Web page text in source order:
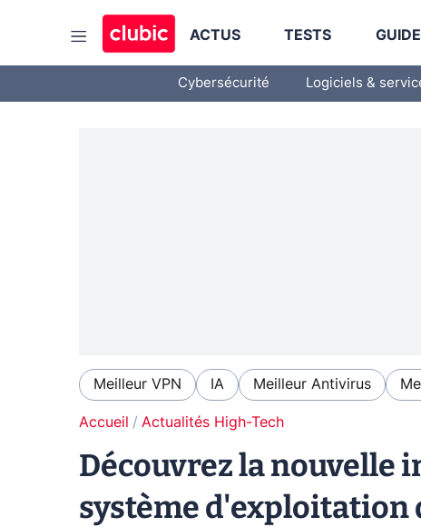
ACTUS TESTS
Cybersécurité Logiciels &
Meilleur VPN IA Meilleur Antivirus
Accueil Actualités High-Tech
Découvrez la nouvelle
système d'exploitation